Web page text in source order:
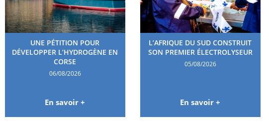
UNE PÉTITION POUR
DÉVELOPPER L’HYDROGÈNE EN
CORSE
06/08/2026
En savoir +
L’AFRIQUE DU SUD CONSTRUIT
SON PREMIER ÉLECTROLYSEUR
05/08/2026
En savoir +